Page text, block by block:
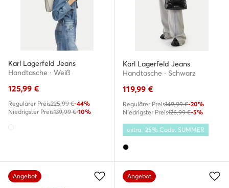
Karl Lagerfeld Jeans
Handtasche · Weiß
125,99 €
Regulärer Preis225,99 €-44%
Niedrigster Preis139,99 €-10%
Karl Lagerfeld Jeans
Handtasche · Schwarz
119,99 €
Regulärer Preis149,99 €-20%
Niedrigster Preis126,99 €-5%
extra -25% Code: SUMMER
Angebot Angebot